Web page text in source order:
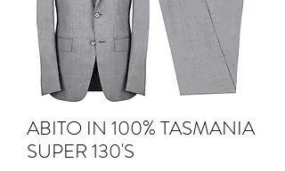
ABITO IN 100% TASMANIA
SUPER 130'S